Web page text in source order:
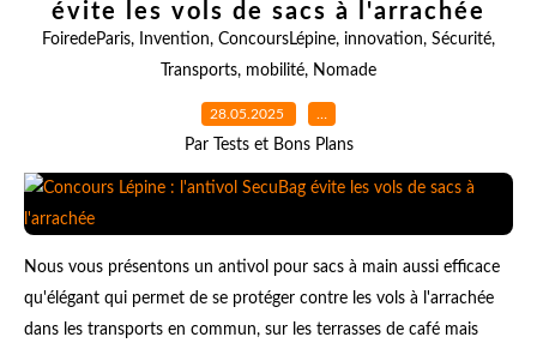
évite les vols de sacs à l'arrachée
FoiredeParis, Invention, ConcoursLépine, innovation, Sécurité,
Transports, mobilité, Nomade
28.05.2025 …
Par Tests et Bons Plans
Nous vous présentons un antivol pour sacs à main aussi efficace
qu'élégant qui permet de se protéger contre les vols à l'arrachée
dans les transports en commun, sur les terrasses de café mais